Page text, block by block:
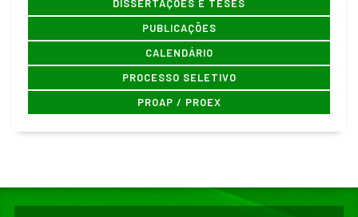
DISSERTAÇÕES E TESES
PUBLICAÇÕES
CALENDÁRIO
PROCESSO SELETIVO
PROAP / PROEX